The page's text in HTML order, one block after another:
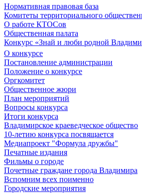
Нормативная правовая база
Комитеты территориального
О работе КТОСов
Общественная палата
Конкурс «Знай и люби родной
О конкурсе
Постановление администрации
Положение о конкурсе
Оргкомитет
Общественное жюри
План мероприятий
Вопросы конкурса
Итоги конкурса
Владимирское краеведческое общество
10-летию конкурса посвящается
Медиапроект "Формула дружбы"
Печатные издания
Фильмы о городе
Почетные граждане города Владимира
Вспомним всех поименно
Городские мероприятия